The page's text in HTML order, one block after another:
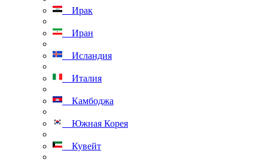
Ирак
Иран
Исландия
Италия
Камбоджа
Южная Корея
Кувейт